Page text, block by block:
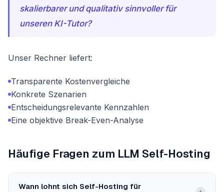
skalierbarer und qualitativ sinnvoller für
unseren KI-Tutor?
Unser Rechner liefert:
Transparente Kostenvergleiche
Konkrete Szenarien
Entscheidungsrelevante Kennzahlen
Eine objektive Break-Even-Analyse
Häufige Fragen zum LLM Self-Hosting
Wann lohnt sich Self-Hosting für